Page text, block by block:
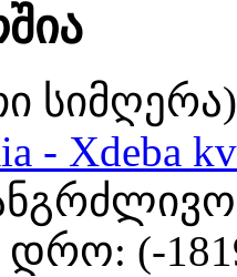
სიმღერა)
- Xdeba
დრო: (-